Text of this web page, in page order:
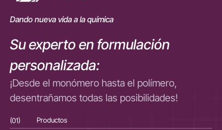
Dando nueva vida a la química
Su experto en formulación
personalizada:
¡Desde el monómero hasta el polímero,
desentrañamos todas las posibilidades!
(01) Productos